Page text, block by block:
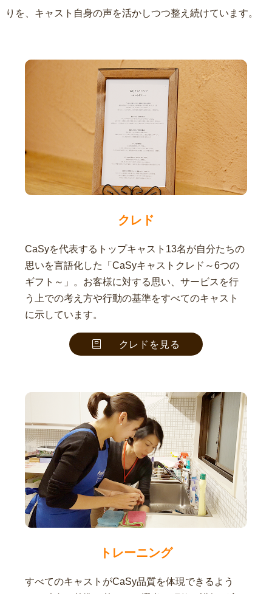
りを、キャスト自身の声を活かしつつ整え続けています。
クレド
CaSyを代表するトップキャスト13名が自分たちの
思いを言語化した「CaSyキャストクレド～6つの
ギフト～」。お客様に対する思い、サービスを行
う上での考え方や行動の基準をすべてのキャスト
に示しています。
クレドを見る
トレーニング
すべてのキャストがCaSy品質を体現できるよう